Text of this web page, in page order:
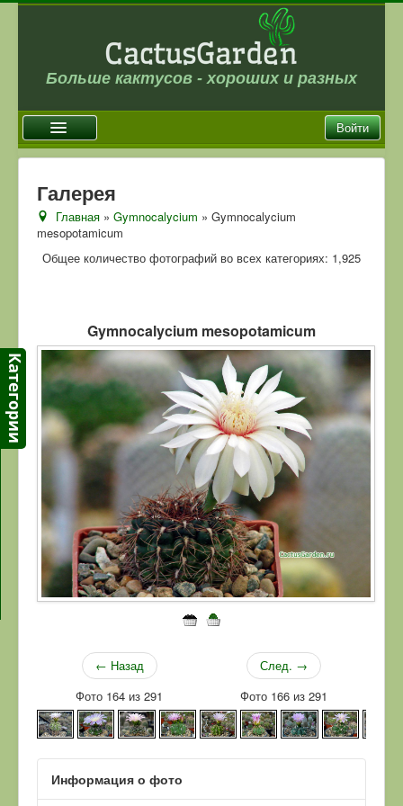
Больше кактусов - хороших и разных
Войти
Новости
Галерея
Магазин
Ссылки
Контакты
Галерея
Главная »Gymnocalycium » Gymnocalycium
mesopotamicum
Общее количество фотографий во всех категориях: 1,925
Gymnocalycium mesopotamicum
← Назад
Фото 164 из 291
След. →
Фото 166 из 291
Информация о фото